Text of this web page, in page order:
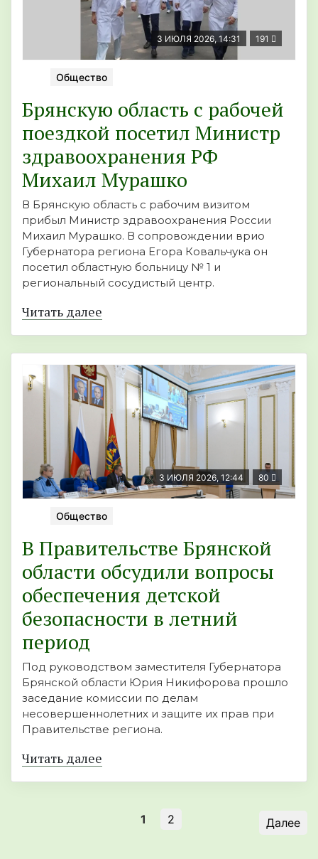
3 ИЮЛЯ 2026, 14:31 191
Общество
Брянскую область с рабочей
поездкой посетил Министр
здравоохранения РФ
Михаил Мурашко
В Брянскую область с рабочим визитом
прибыл Министр здравоохранения России
Михаил Мурашко. В сопровождении врио
Губернатора региона Егора Ковальчука он
посетил областную больницу № 1 и
региональный сосудистый центр.
Читать далее
3 ИЮЛЯ 2026, 12:44 80
Общество
В Правительстве Брянской
области обсудили вопросы
обеспечения детской
безопасности в летний
период
Под руководством заместителя Губернатора
Брянской области Юрия Никифорова прошло
заседание комиссии по делам
несовершеннолетних и защите их прав при
Правительстве региона.
Читать далее
1 2 Далее